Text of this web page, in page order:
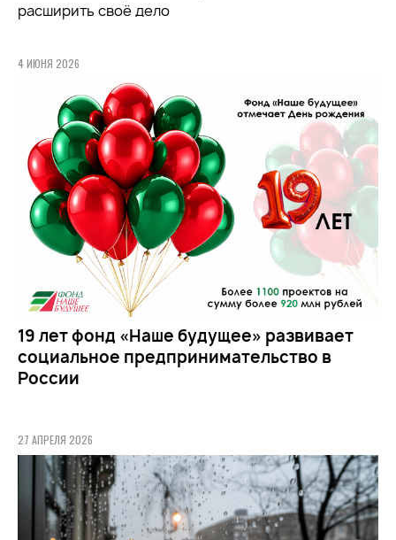
расширить своё дело
4 ИЮНЯ 2026
19 лет фонд «Наше будущее» развивает
социальное предпринимательство в
России
27 АПРЕЛЯ 2026